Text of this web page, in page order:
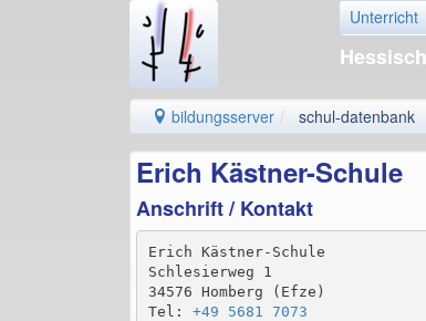
Unterricht
bildungsserver schul-datenbank
Erich Kästner-Schule
Anschrift / Kontakt
Erich Kästner-Schule
Schlesierweg 1
34576 Homberg (Efze)
Tel: +49 5681 7073